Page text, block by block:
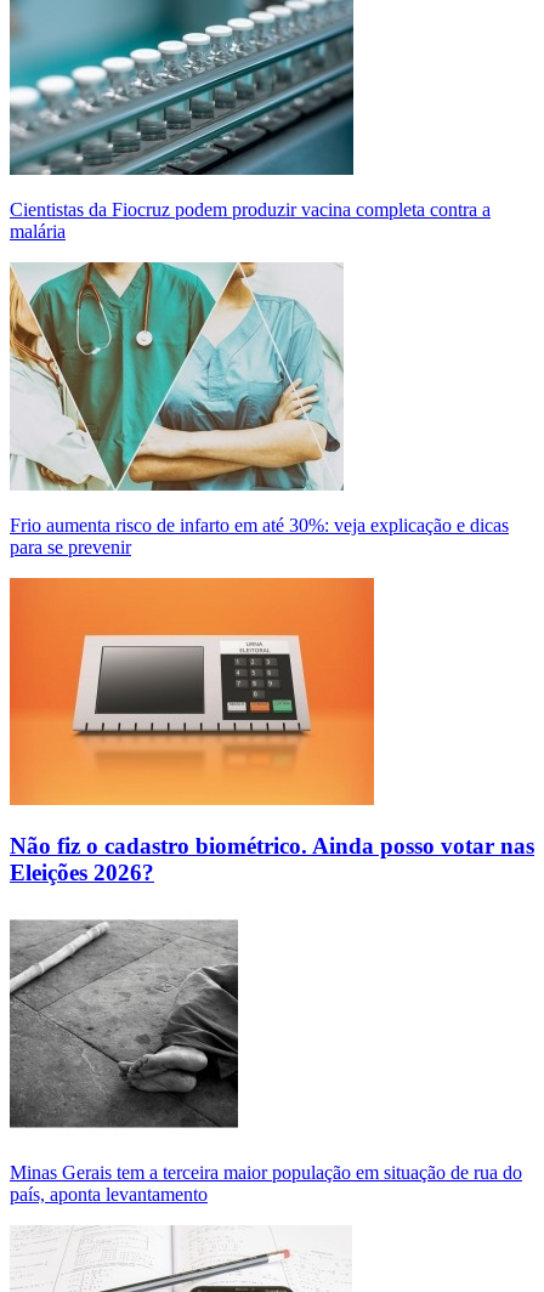
Cientistas da Fiocruz podem produzir vacina completa contra a
malária
Frio aumenta risco de infarto em até 30%: veja explicação e dicas
para se prevenir
Não fiz o cadastro biométrico. Ainda posso votar nas
Eleições 2026?
Minas Gerais tem a terceira maior população em situação de rua do
país, aponta levantamento